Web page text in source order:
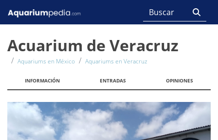
Acuarium de Veracruz
Aquariums en México Aquariums en Veracruz
INFORMACIÓN ENTRADAS OPINIONES